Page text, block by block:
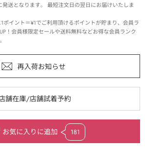
送となります。 最短注文日の翌日にお届けいたしま
ポイント＝¥1でご利用頂けるポイントが貯まり、会員ラ
！会員様限定セールや送料無料などお得な会員ランク
。
お気に入りに追加 181